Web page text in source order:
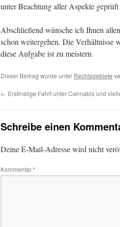
unter Beachtung aller Aspekte
Abschließend wünsche ich Ihnen
schon weitergehen. Die Verhältnisse
diese Aufgabe ist zu meistern.
Dieser Beitrag wurde unter Rechtsgebiete
← Erstmalige Fahrt unter Cannabis und
Schreibe einen
Deine E-Mail-Adresse wird nicht
Kommentar*